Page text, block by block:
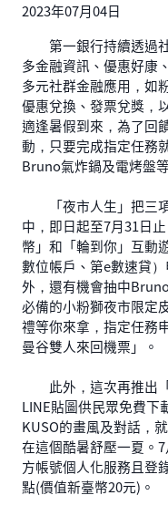
2023年07月04日
第一銀行持續透過社
多金融資訊、優惠好康
多元社群金融應用，如
優惠兌換、發票兌獎，
適逢暑假到來，為了回
動，只要完成指定任務
Bruno氣炸鍋及電烤盤
「夜市人生」把三項
中，即日起至7月31日
幣」和「輪到你」互動
數位帳戶、第e數速貸
外，還有機會抽中
必備的小粉獅夜市限定
禮等你來拿，指定任務
曼谷雙人來回機票」。
此外，這次再推出「
LINE貼圖供民眾免費下
KUSO的畫風及對話，
在這個酷暑舒壓一夏。
方帳號個人化服務且登
點(價值新臺幣20元)。